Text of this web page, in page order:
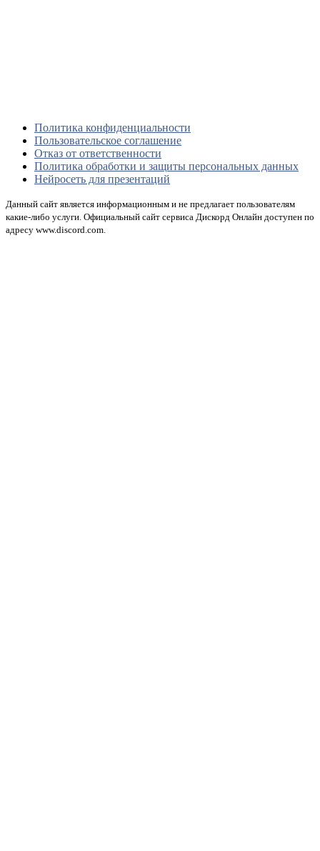
Политика конфиденциальности
Пользовательское соглашение
Отказ от ответственности
Политика обработки и защиты персональных данных
Нейросеть для презентаций
Данный сайт является информационным и не предлагает пользователям
какие-либо услуги. Официальный сайт сервиса Дискорд Онлайн доступен по
адресу www.discord.com.